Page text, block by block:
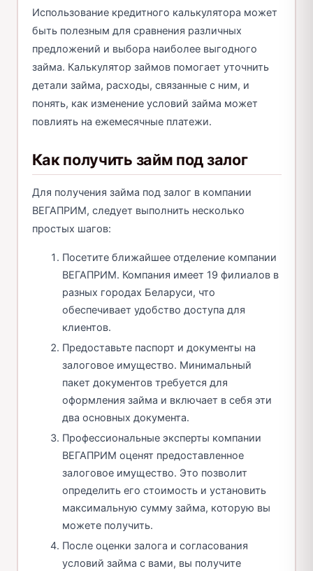
Использование кредитного калькулятора может
быть полезным для сравнения различных
предложений и выбора наиболее выгодного
займа. Калькулятор займов помогает уточнить
детали займа, расходы, связанные с ним, и
понять, как изменение условий займа может
повлиять на ежемесячные платежи.
Как получить займ под залог
Для получения займа под залог в компании
ВЕГАПРИМ, следует выполнить несколько
простых шагов:
Посетите ближайшее отделение компании
ВЕГАПРИМ. Компания имеет 19 филиалов в
разных городах Беларуси, что
обеспечивает удобство доступа для
клиентов.
Предоставьте паспорт и документы на
залоговое имущество. Минимальный
пакет документов требуется для
оформления займа и включает в себя эти
два основных документа.
Профессиональные эксперты компании
ВЕГАПРИМ оценят предоставленное
залоговое имущество. Это позволит
определить его стоимость и установить
максимальную сумму займа, которую вы
можете получить.
После оценки залога и согласования
условий займа с вами, вы получите